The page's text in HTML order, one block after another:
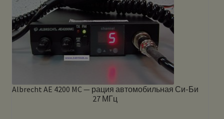
Albrecht AE 4200 MC — рация автомобильная Си-Би
27 МГц